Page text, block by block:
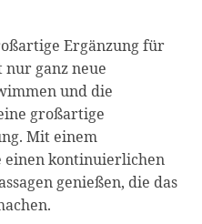
Ergänzung für
nur ganz neue
und die
großartige
Mit einem
einen kontinuierlichen
genießen, die das